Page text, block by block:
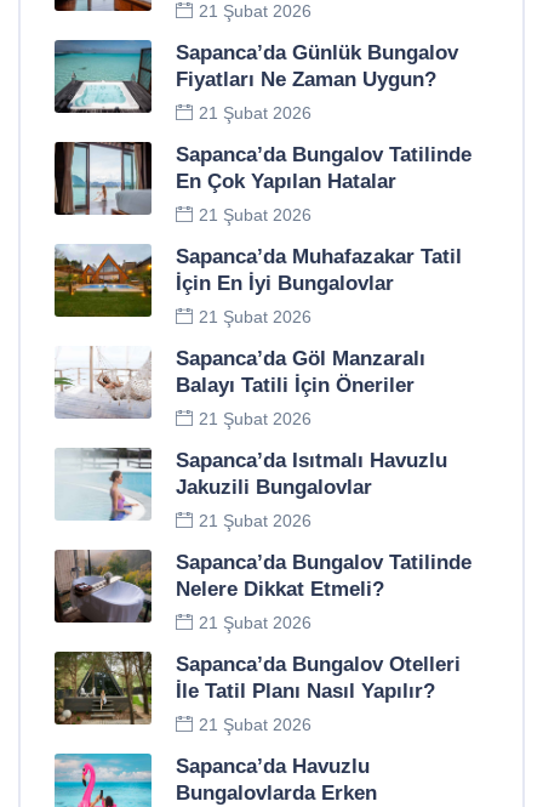
21 Şubat 2026
Sapanca’da Günlük Bungalov
Fiyatları Ne Zaman Uygun?
21 Şubat 2026
Sapanca’da Bungalov Tatilinde
En Çok Yapılan Hatalar
21 Şubat 2026
Sapanca’da Muhafazakar Tatil
İçin En İyi Bungalovlar
21 Şubat 2026
Sapanca’da Göl Manzaralı
Balayı Tatili İçin Öneriler
21 Şubat 2026
Sapanca’da Isıtmalı Havuzlu
Jakuzili Bungalovlar
21 Şubat 2026
Sapanca’da Bungalov Tatilinde
Nelere Dikkat Etmeli?
21 Şubat 2026
Sapanca’da Bungalov Otelleri
İle Tatil Planı Nasıl Yapılır?
21 Şubat 2026
Sapanca’da Havuzlu
Bungalovlarda Erken